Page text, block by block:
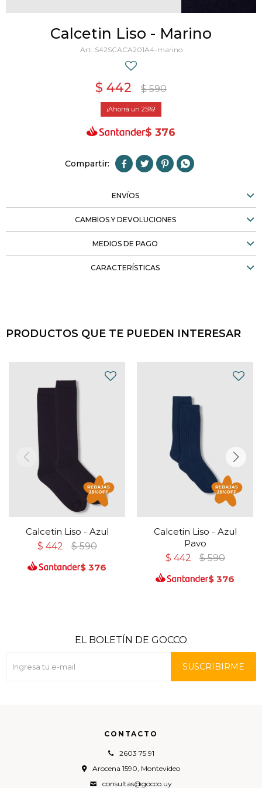
Calcetin Liso - Marino
S42SCACA201A4-marino
$ 442 $ 590
25
$ 376
   
ENVÍOS
CAMBIOS Y DEVOLUCIONES
MEDIOS DE PAGO
CARACTERÍSTICAS
PRODUCTOS QUE TE PUEDEN INTERESAR
Calcetin Liso - Azul
$ 442 $ 590
$ 376
Calcetin Liso - Azul
Pavo
$ 442 $ 590
$ 376
CONTACTO
2603 75 91
Arocena 1590, Montevideo
consultas@gocco.uy
EL BOLETÍN DE GOCCO
SUSCRIBIRME